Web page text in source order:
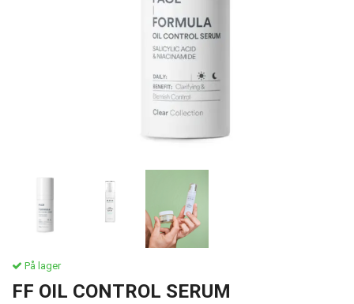
På lager
FF OIL CONTROL SERUM